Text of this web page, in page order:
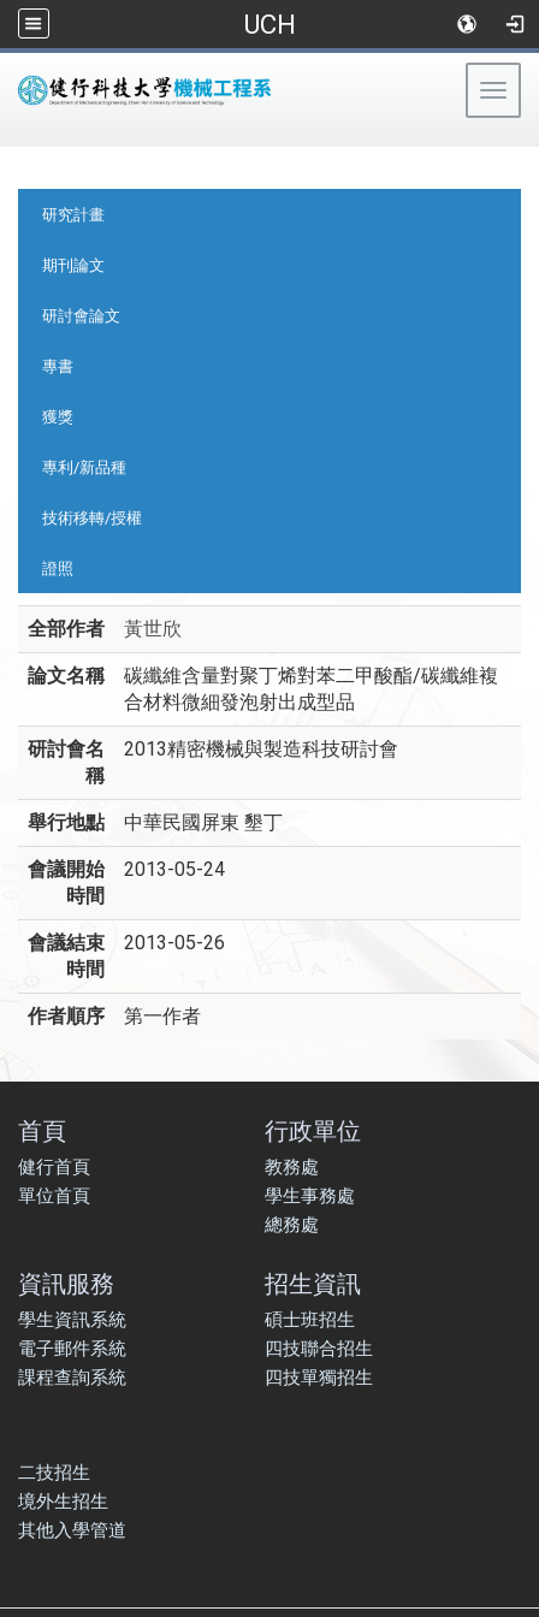
UCH
研究計畫
期刊論文
研討會論文
專書
獲獎
專利/新品種
技術移轉/授權
證照
全部作者 黃世欣
論文名稱
碳纖維含量對聚丁烯對苯二甲酸酯/碳纖維複
合材料微細發泡射出成型品
研討會名
稱
2013精密機械與製造科技研討會
舉行地點 中華民國屏東 墾丁
會議開始
時間
2013-05-24
會議結束
時間
2013-05-26
作者順序 第一作者
首頁
健行首頁
單位首頁
行政單位
教務處
學生事務處
總務處
資訊服務
學生資訊系統
電子郵件系統
課程查詢系統
招生資訊
碩士班招生
四技聯合招生
四技單獨招生
二技招生
境外生招生
其他入學管道